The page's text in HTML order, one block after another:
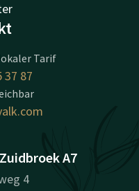
Tarif
37 87
A7
4